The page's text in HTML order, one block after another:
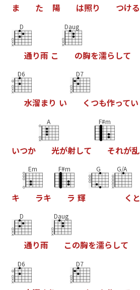
ま た 陽 は照り つける
D
通り雨 こ
Daug
の胸を濡ら して
D6
水溜まり い
D7
く つも作ってい
いつか
A
光が射して
F#m
それが乱
キ
Em
ラキ
F#m
ラ 輝
G G/A
く と
D
通り雨
Daug
この胸を濡ら して
D6 D7